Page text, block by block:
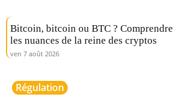
Bitcoin, bitcoin ou BTC ? Comprendre
les nuances de la reine des cryptos
ven 7 août 2026
Régulation